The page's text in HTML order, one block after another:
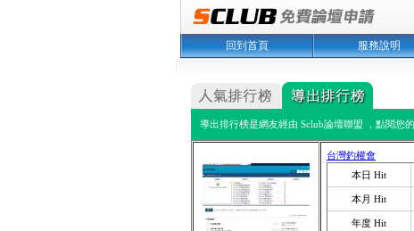
回到首頁 服務說明
導出排行榜是網友經由 Sclub論壇聯盟 ，點閱您
台灣釣權會
本日 Hit
本月 Hit
年度 Hit